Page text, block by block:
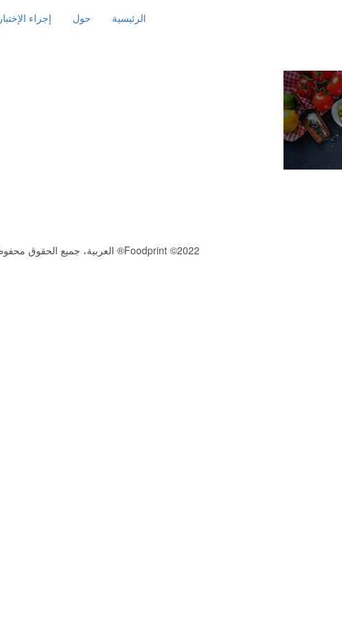
الرئيسية حول إجراء الإختبار
2022© Foodprint® العربية، جميع الحقوق محفوظة.